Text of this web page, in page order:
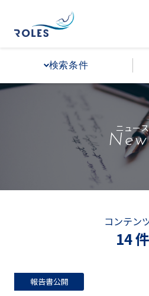
検索条件
ニュース
コンテン
14 件
報告書公開